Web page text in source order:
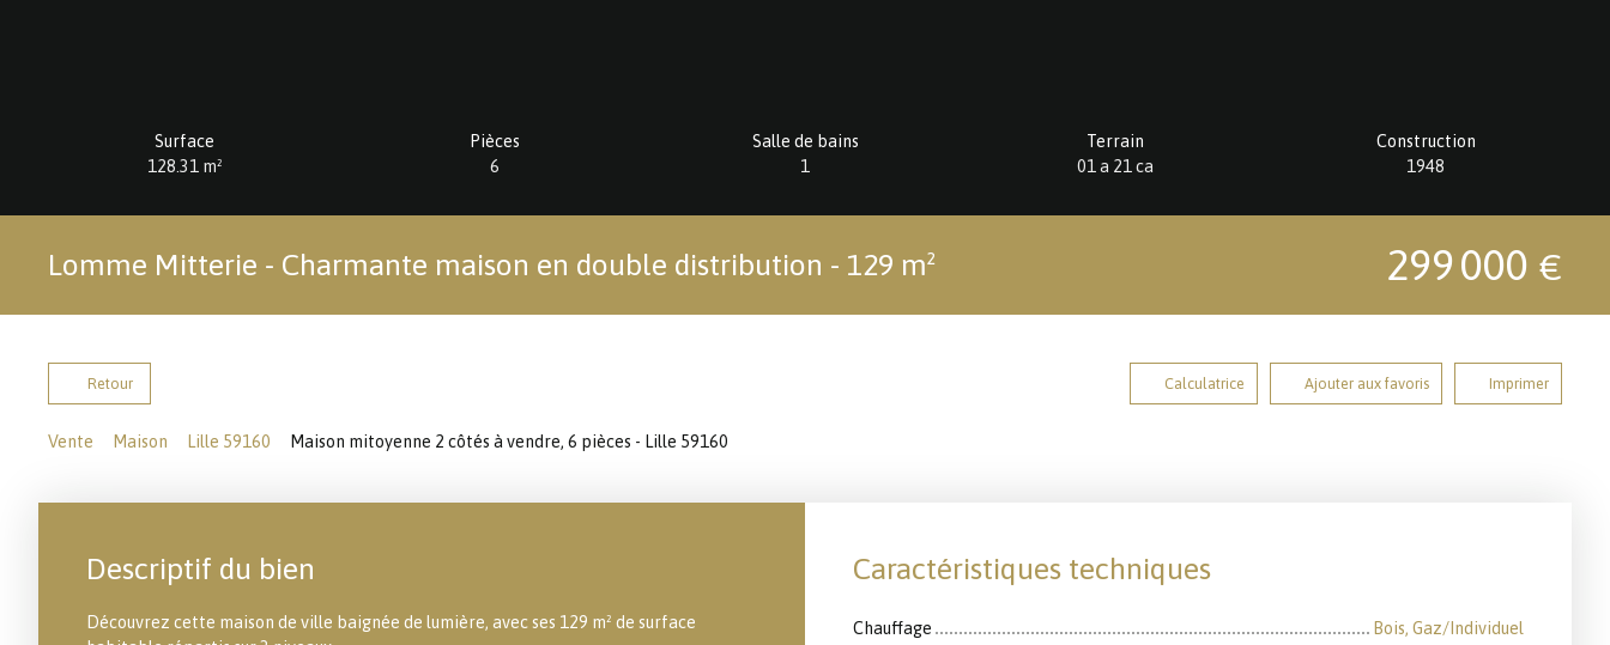
Surface
128.31 m²
Pièces
6
Salle de bains
1
Terrain
01 a 21 ca
Construction
1948
Lomme Mitterie - Charmante maison en double distribution - 129 m² 299 000 €
Retour Calculatrice Ajouter aux favoris Imprimer
Vente Maison Lille 59160 Maison mitoyenne 2 côtés à vendre, 6 pièces - Lille 59160
Descriptif du bien
Découvrez cette maison de ville baignée de lumière, avec ses 129 m² de surface
Caractéristiques techniques
Chauffage
Bois, Gaz/Individuel